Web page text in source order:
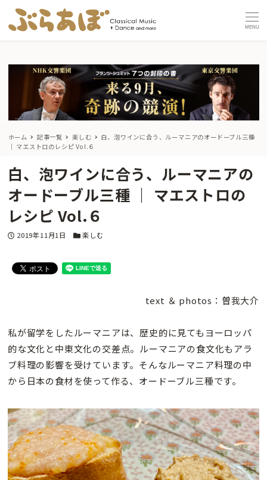
MENU
ホーム 記事一覧 楽しむ
白、泡ワインに合う、ルーマニアのオードーブル三種
｜ マエストロのレシピ Vol.６
白、泡ワインに合う、ルーマニアの
オードーブル三種 ｜ マエストロの
レシピ Vol.６
投稿日
2019年11月1日 カテゴリー
楽しむ
text ＆ photos：曽我大介
私が留学をしたルーマニアは、歴史的に見てもヨーロッパ
的な文化と中東文化の交差点。ルーマニアの食文化もアラ
ブ料理の影響を受けています。そんなルーマニア料理の中
から日本の食材を使って作る、オードーブル三種です。